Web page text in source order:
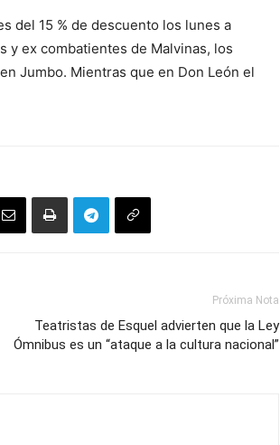
del 15 % de descuento los lunes a
y ex combatientes de Malvinas, los
Jumbo. Mientras que en Don León el
Próxima Nota
Teatristas de Esquel advierten que la Ley
Ómnibus es un “ataque a la cultura nacional”